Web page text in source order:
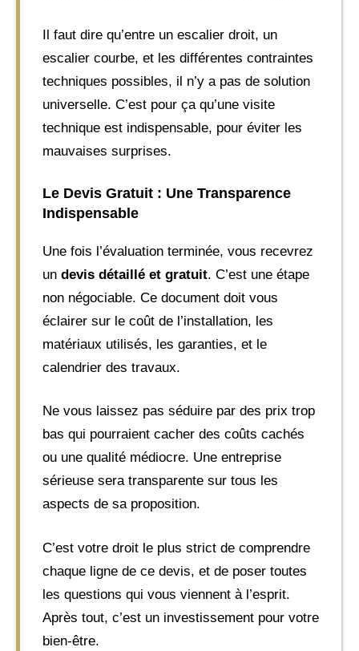
Il faut dire qu’entre un escalier droit, un
escalier courbe, et les différentes contraintes
techniques possibles, il n’y a pas de solution
universelle. C’est pour ça qu’une visite
technique est indispensable, pour éviter les
mauvaises surprises.
Le Devis Gratuit : Une Transparence
Indispensable
Une fois l’évaluation terminée, vous recevrez
un devis détaillé et gratuit. C’est une étape
non négociable. Ce document doit vous
éclairer sur le coût de l’installation, les
matériaux utilisés, les garanties, et le
calendrier des travaux.
Ne vous laissez pas séduire par des prix trop
bas qui pourraient cacher des coûts cachés
ou une qualité médiocre. Une entreprise
sérieuse sera transparente sur tous les
aspects de sa proposition.
C’est votre droit le plus strict de comprendre
chaque ligne de ce devis, et de poser toutes
les questions qui vous viennent à l’esprit.
Après tout, c’est un investissement pour votre
bien-être.